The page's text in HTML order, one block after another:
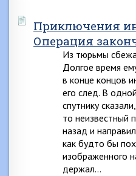
Приключения
Операция
Из тюрьмы
Долгое время
в конце концов
его след. В
спутнику
то неизвестный
назад и
как будто бы
изображенного
держал…